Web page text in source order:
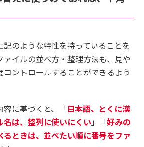
記のような特性を持っていることを
ァイルの並べ方・整理方法も、見や
コントロールすることができるよう
容に基づくと、「日本語、とくに漢
名は、整列に使いにくい 」「好みの
るときは、並べたい順に番号をファ